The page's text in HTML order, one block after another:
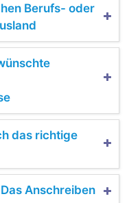
Berufs- oder
das richtige
Anschreiben